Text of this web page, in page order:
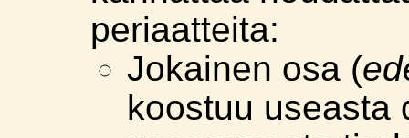
periaatteita:
Jokainen osa (
koostuu useasta